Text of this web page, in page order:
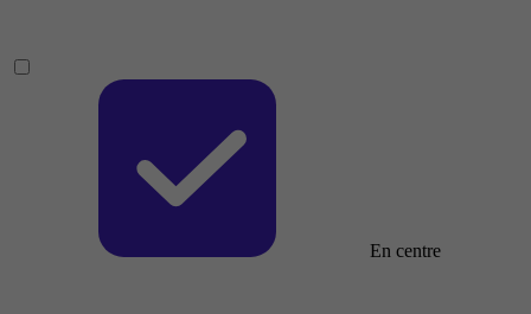
En centre